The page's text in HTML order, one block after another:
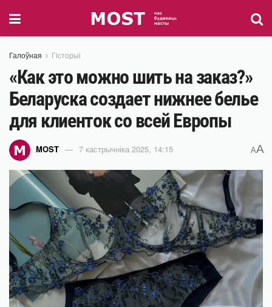
Галоўная Гісторыі
«Как это можно шить на заказ?»
Беларуска создает нижнее белье
для клиенток со всей Европы
MOST 7 кастрычніка 2025, 14:15 AA